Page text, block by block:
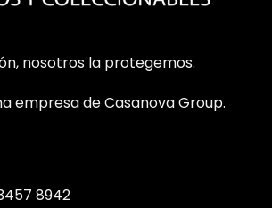
nosotros la protegemos.
empresa de Casanova Group.
8942